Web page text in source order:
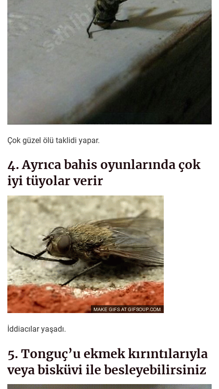
Çok güzel ölü taklidi yapar.
4. Ayrıca bahis oyunlarında çok
iyi tüyolar verir
İddiacılar yaşadı.
5. Tonguç’u ekmek kırıntılarıyla
veya bisküvi ile besleyebilirsiniz